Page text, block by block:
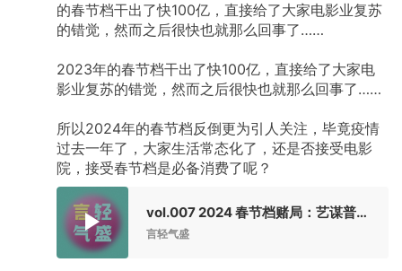
的春节档干出了快100亿，直接给了大家电影业复苏
的错觉，然而之后很快也就那么回事了……
2023年的春节档干出了快100亿，直接给了大家电
影业复苏的错觉，然而之后很快也就那么回事了……
所以2024年的春节档反倒更为引人关注，毕竟疫情
过去一年了，大家生活常态化了，还是否接受电影
院，接受春节档是必备消费了呢？
vol.007 2024 春节档赌局：艺谋普法 贾玲减肥 谁会是赢家？
言轻气盛